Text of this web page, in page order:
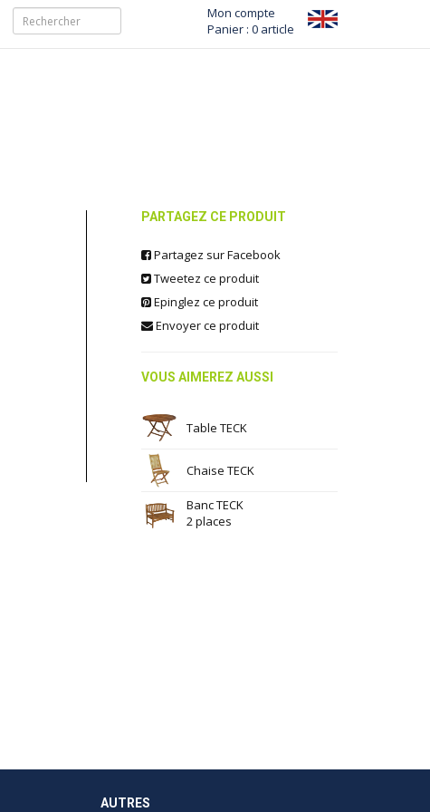
Mon compte
Panier : 0 article
PARTAGEZ CE PRODUIT
Partagez sur Facebook
Tweetez ce produit
Epinglez ce produit
Envoyer ce produit
VOUS AIMEREZ AUSSI
Table TECK
Chaise TECK
Banc TECK
2 places
AUTRES